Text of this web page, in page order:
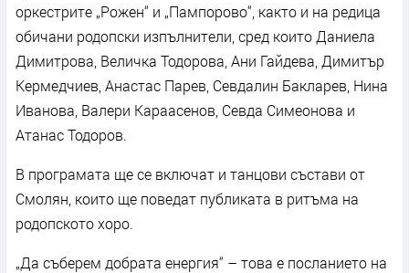
оркестрите „Рожен“ и „Пампорово“, както и на редица
обичани родопски изпълнители, сред които Даниела
Димитрова, Величка Тодорова, Ани Гайдева, Димитър
Кермедчиев, Анастас Парев, Севдалин Бакларев, Нина
Иванова, Валери Караасенов, Севда Симеонова и
Атанас Тодоров.
В програмата ще се включат и танцови състави от
Смолян, които ще поведат публиката в ритъма на
родопското хоро.
„Да съберем добрата енергия“ – това е посланието на